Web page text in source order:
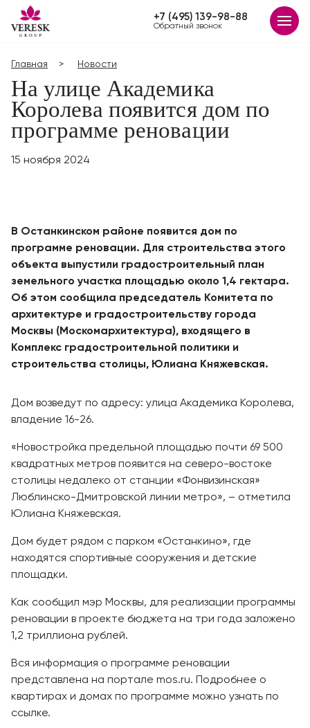
+7 (495) 139-98-88
Обратный звонок
Главная Новости
На улице Академика
Королева появится дом по
программе реновации
15 ноября 2024
В Останкинском районе появится дом по
программе реновации. Для строительства этого
объекта выпустили градостроительный план
земельного участка площадью около 1,4 гектара.
Об этом сообщила председатель Комитета по
архитектуре и градостроительству города
Москвы (Москомархитектура), входящего в
Комплекс градостроительной политики и
строительства столицы, Юлиана Княжевская.
Дом возведут по адресу: улица Академика Королева,
владение 16-26.
«Новостройка предельной площадью почти 69 500
квадратных метров появится на северо-востоке
столицы недалеко от станции «Фонвизинская»
Люблинско-Дмитровской линии метро», – отметила
Юлиана Княжевская.
Дом будет рядом с парком «Останкино», где
находятся спортивные сооружения и детские
площадки.
Как сообщил мэр Москвы, для реализации программы
реновации в проекте бюджета на три года заложено
1,2 триллиона рублей.
Вся информация о программе реновации
представлена на портале mos.ru. Подробнее о
квартирах и домах по программе можно узнать по
ссылке.